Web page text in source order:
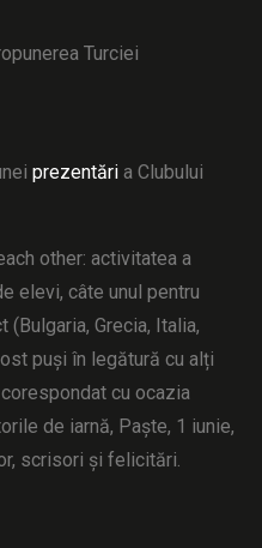
Turciei
prezentări a Clubului
other: activitatea a
elevi, câte unul pentru
Grecia, Italia,
puși în legătură cu alți
cu ocazia
de iarnă, Paște, 1 iunie,
scrisori și felicitări.